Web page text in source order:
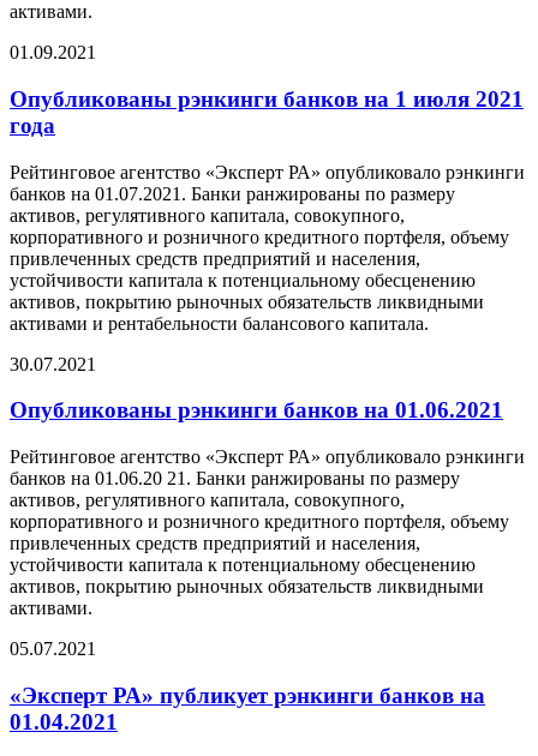
активами.
01.09.2021
Опубликованы рэнкинги банков на 1 июля 2021
года
Рейтинговое агентство «Эксперт РА» опубликовало рэнкинги
банков на 01.07.2021. Банки ранжированы по размеру
активов, регулятивного капитала, совокупного,
корпоративного и розничного кредитного портфеля, объему
привлеченных средств предприятий и населения,
устойчивости капитала к потенциальному обесценению
активов, покрытию рыночных обязательств ликвидными
активами и рентабельности балансового капитала.
30.07.2021
Опубликованы рэнкинги банков на 01.06.2021
Рейтинговое агентство «Эксперт РА» опубликовало рэнкинги
банков на 01.06.20 21. Банки ранжированы по размеру
активов, регулятивного капитала, совокупного,
корпоративного и розничного кредитного портфеля, объему
привлеченных средств предприятий и населения,
устойчивости капитала к потенциальному обесценению
активов, покрытию рыночных обязательств ликвидными
активами.
05.07.2021
«Эксперт РА» публикует рэнкинги банков на
01.04.2021